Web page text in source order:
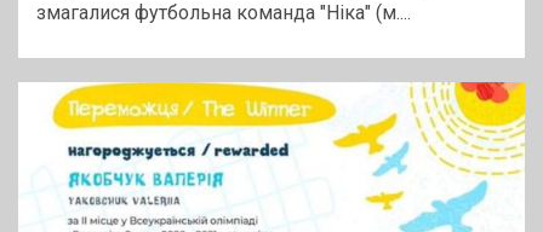
змагалися футбольна команда "Ніка" (м....